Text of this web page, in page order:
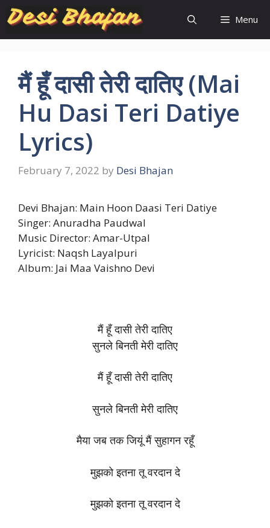
Skip
to
content
Menu
मैं हूँ दासी तेरी दातिए (Mai
Hu Dasi Teri Datiye
Lyrics)
February 7, 2022 by Desi Bhajan
Devi Bhajan: Main Hoon Daasi Teri Datiye
Singer: Anuradha Paudwal
Music Director: Amar-Utpal
Lyricist: Naqsh Layalpuri
Album: Jai Maa Vaishno Devi
मैं हूँ दासी तेरी दातिए
सुनले बिनती मेरी दातिए
मैं हूँ दासी तेरी दातिए
सुनले बिनती मेरी दातिए
मैया जब तक जियूं मैं सुहागन रहूँ
मुझको इतना तू वरदान दे
मुझको इतना तू वरदान दे